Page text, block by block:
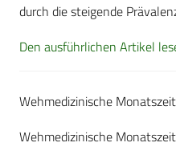
durch die steigende
Den ausführlichen Artikel
Wehmedizinische
Wehmedizinische